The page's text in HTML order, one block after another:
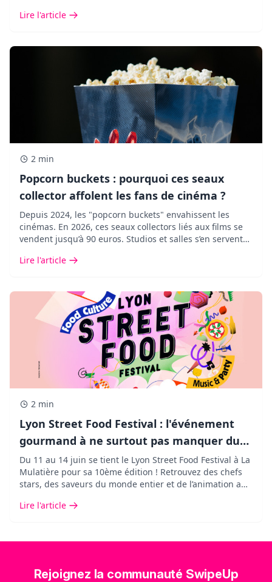
Lire l'article
2 min
Popcorn buckets : pourquoi ces seaux
collector affolent les fans de cinéma ?
Depuis 2024, les "popcorn buckets" envahissent les
cinémas. En 2026, ces seaux collectors liés aux films se
vendent jusqu’à 90 euros. Studios et salles s’en servent
sorties majeures.
Lire l'article
2 min
Lyon Street Food Festival : l'événement
gourmand à ne surtout pas manquer du
11 au 14 juin 2026 !
Du 11 au 14 juin se tient le Lyon Street Food Festival à La
Mulatière pour sa 10ème édition ! Retrouvez des chefs
stars, des saveurs du monde entier et de l’animation aux
Lire l'article
Rejoignez la communauté SwipeUp